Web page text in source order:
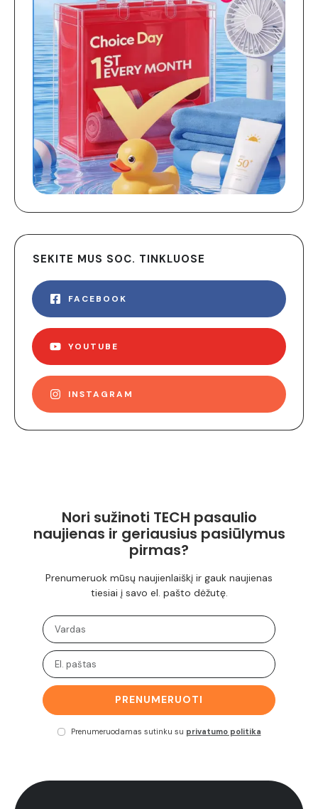
SEKITE MUS SOC. TINKLUOSE
FACEBOOK
YOUTUBE
INSTAGRAM
Nori sužinoti TECH pasaulio
naujienas ir geriausius pasiūlymus
pirmas?
Prenumeruok mūsų naujienlaiškį ir gauk naujienas
tiesiai į savo el. pašto dėžutę.
PRENUMERUOTI
Prenumeruodamas sutinku su privatumo politika